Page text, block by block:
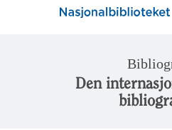
Den